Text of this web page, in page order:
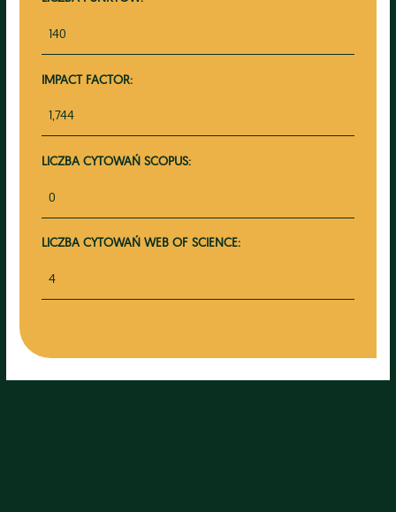
140
IMPACT FACTOR:
1,744
LICZBA CYTOWAŃ SCOPUS:
0
LICZBA CYTOWAŃ WEB OF SCIENCE:
4